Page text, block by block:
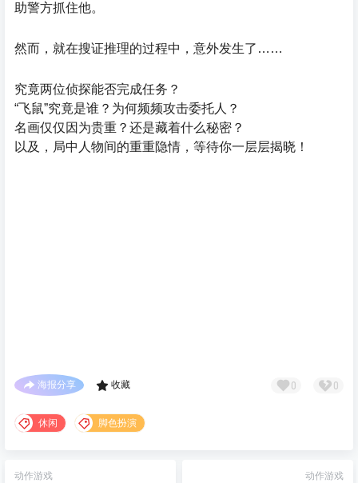
助警方抓住他。
然而，就在搜证推理的过程中，意外发生了……
究竟两位侦探能否完成任务？
“飞鼠”究竟是谁？为何频频攻击委托人？
名画仅仅因为贵重？还是藏着什么秘密？
以及，局中人物间的重重隐情，等待你一层层揭晓！
海报分享 收藏 0 0
休闲 脚色扮演
动作游戏 动作游戏